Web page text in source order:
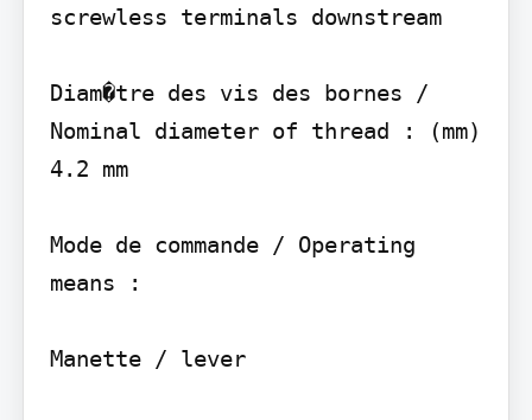
screwless terminals downstream
Diam�tre des vis des bornes /
Nominal diameter of thread : (mm)
4.2 mm
Mode de commande / Operating
means :
Manette / lever